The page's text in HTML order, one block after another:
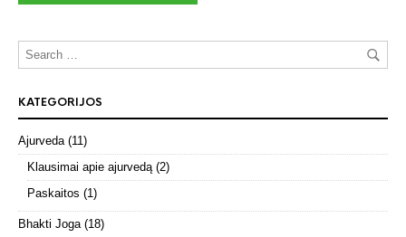
KATEGORIJOS
Ajurveda (11)
Klausimai apie ajurvedą (2)
Paskaitos (1)
Bhakti Joga (18)